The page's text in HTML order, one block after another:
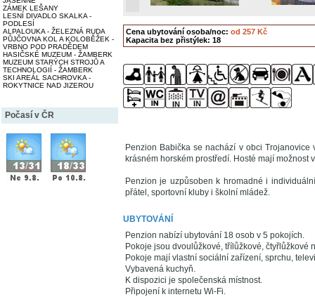
ZÁMEK LEŠANY
LESNÍ DIVADLO SKALKA -
PODLESÍ
ALPALOUKA - ŽELEZNÁ RUDA
PŮJČOVNA KOL A KOLOBĚŽEK -
VRBNO POD PRADĚDEM
HASIČSKÉ MUZEUM - ŽAMBERK
MUZEUM STARÝCH STROJŮ A
TECHNOLOGIÍ - ŽAMBERK
SKI AREÁL SACHROVKA -
ROKYTNICE NAD JIZEROU
Počasí v ČR
Cena ubytování osoba/noc: od 257 Kč
Kapacita bez přistýlek: 18
Penzion Babička se nachází v obci
krásném horském prostředí. Hosté mají možnost
Penzion je uzpůsoben k hromadné i
přátel, sportovní kluby i školní mládež.
UBYTOVÁNÍ
Penzion nabízí ubytování 18 osob v 5 pokojích.
Pokoje jsou dvoulůžkové, třílůžkové, čtyřlůžkové
Pokoje mají vlastní sociální zařízení, sprchu,
Vybavená kuchyň.
K dispozici je společenská místnost.
Připojení k internetu Wi-Fi.